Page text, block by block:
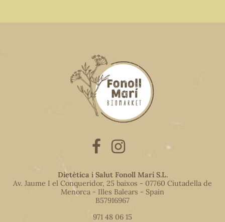
Dietètica i Salut Fonoll Marí S.L.
Av. Jaume I el Conqueridor, 25 baixos - 07760 Ciutadella de
Menorca - Illes Balears - Spain
B57916967
971 48 06 15